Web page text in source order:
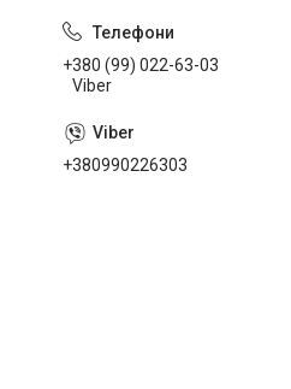
+380 (99) 022-63-03
Viber
+380990226303